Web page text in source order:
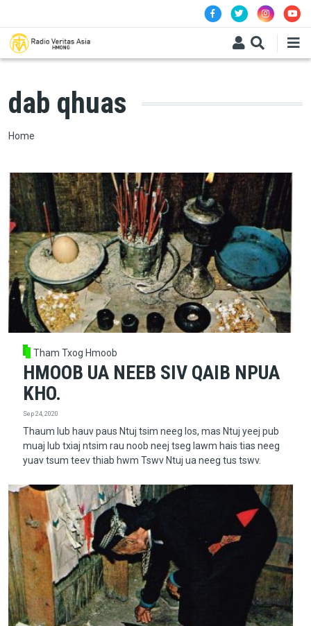
dab qhuas
Breadcrumb
Home
Tham Txog Hmoob
HMOOB UA NEEB SIV QAIB NPUA
KHO.
Sep 24, 2020
Thaum lub hauv paus Ntuj tsim neeg los, mas Ntuj yeej pub
muaj lub txiaj ntsim rau noob neej tseg lawm hais tias neeg
yuav tsum teev thiab hwm Tswv Ntuj ua neeg tus tswv.